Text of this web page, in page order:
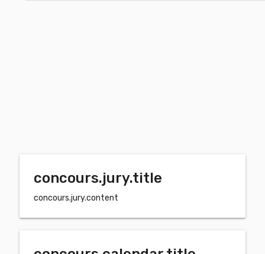
concours.jury.title
concours.jury.content